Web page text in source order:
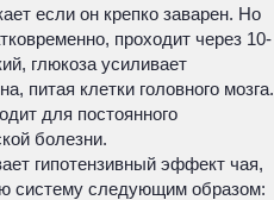
если он крепко заварен. Но
проходит через 10-
глюкоза усиливает
питая клетки головного мозга.
для постоянного
болезни.
гипотензивный эффект чая,
систему следующим образом: